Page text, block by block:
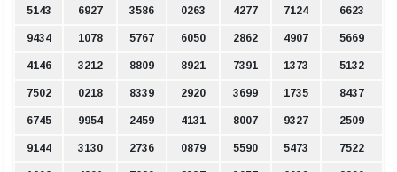
5143 6927 3586 0263 4277 7124 6623
9434 1078 5767 6050 2862 4907 5669
4146 3212 8809 8921 7391 1373 5132
7502 0218 8339 2920 3699 1735 8437
6745 9954 2459 4131 8007 9327 2509
9144 3130 2736 0879 5590 5473 7522